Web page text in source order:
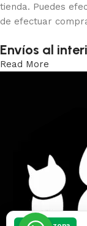
tienda. Puedes
de efectuar
Envíos al
Read More